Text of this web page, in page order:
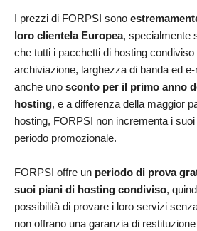
I prezzi di FORPSI sono
loro clientela Europea, specialmente
che tutti i pacchetti di hosting
archiviazione, larghezza di banda ed
anche uno sconto per il primo anno
hosting, e a differenza della maggior
hosting, FORPSI non incrementa i
periodo promozionale.
FORPSI offre un periodo di prova
suoi piani di hosting condiviso,
possibilità di provare i loro servizi
non offrano una garanzia di